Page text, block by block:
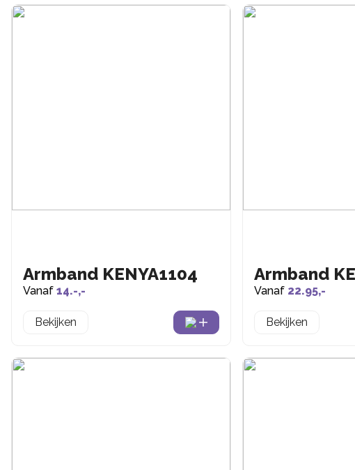
Armband KENYA1104
Vanaf 14.-,-
Bekijken
Armband
Vanaf 22.95,-
Bekijken